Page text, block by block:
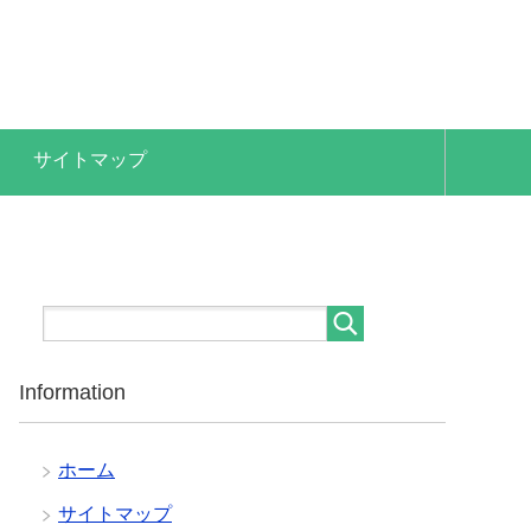
サイトマップ
Information
ホーム
サイトマップ